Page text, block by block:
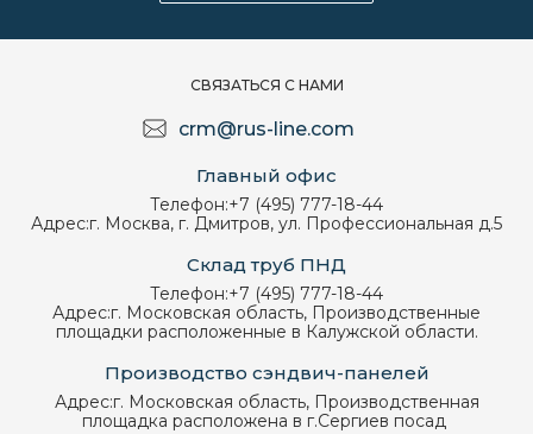
СВЯЗАТЬСЯ С НАМИ
crm@rus-line.com
Главный офис
Телефон:+7 (495) 777-18-44
Адрес:г. Москва, г. Дмитров, ул. Профессиональная д.5
Склад труб ПНД
Телефон:+7 (495) 777-18-44
Адрес:г. Московская область, Производственные
площадки расположенные в Калужской области.
Производство сэндвич-панелей
Адрес:г. Московская область, Производственная
площадка расположена в г.Сергиев посад